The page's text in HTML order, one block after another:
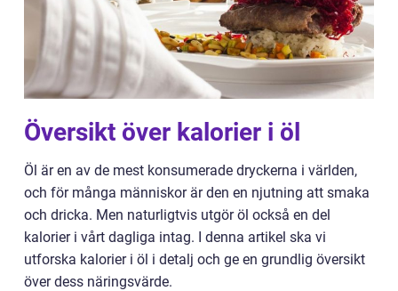
Översikt över kalorier i öl
Öl är en av de mest konsumerade dryckerna i världen,
och för många människor är den en njutning att smaka
och dricka. Men naturligtvis utgör öl också en del
kalorier i vårt dagliga intag. I denna artikel ska vi
utforska kalorier i öl i detalj och ge en grundlig översikt
över dess näringsvärde.